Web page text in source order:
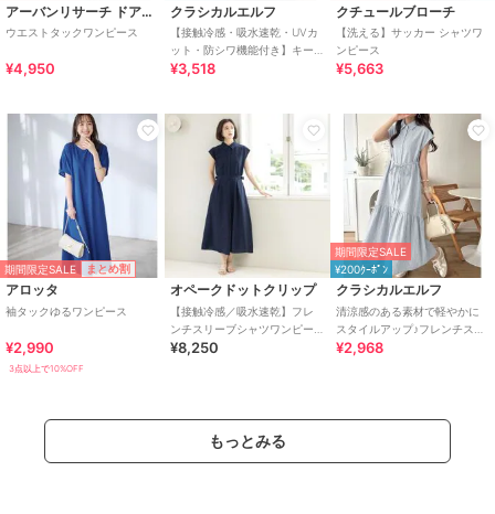
アーバンリサーチ ドアーズ
ウエストタックワンピース
¥4,950
クラシカルエルフ
【接触冷感・吸水速乾・UVカ
ット・防シワ機能付き】キー
ネックリボンティアードワン
¥3,518
クチュールブローチ
【洗える】サッカー シャツワ
ンピース
¥5,663
期間限定SALE まとめ割
アロッタ
袖タックゆるワンピース
¥2,990
3点以上で10%OFF
オペークドットクリップ
【接触冷感／吸水速乾】フレ
ンチスリーブシャツワンピー
ス《イージーアイロン／洗濯
¥8,250
期間限定SALE
¥200ｸｰﾎﾟﾝ
クラシカルエルフ
清涼感のある素材で軽やかに
スタイルアップ♪フレンチスリ
ーブ裾フリルシャツワンピー
¥2,968
もっとみる